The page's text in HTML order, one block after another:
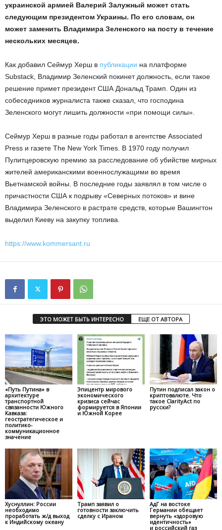
украинской армией Валерий Залужный может стать
следующим президентом Украины. По его словам, он
может заменить Владимира Зеленского на посту в течение
нескольких месяцев.
Как добавил Сеймур Херш в публикации на платформе
Substack, Владимир Зеленский покинет должность, если такое
решение примет президент США Дональд Трамп. Один из
собеседников журналиста также сказал, что господина
Зеленского могут лишить должности «при помощи силы».
Сеймур Херш в разные годы работал в агентстве Associated
Press и газете The New York Times. В 1970 году получил
Пулитцеровскую премию за расследование об убийстве мирных
жителей американскими военнослужащими во время
Вьетнамской войны. В последние годы заявлял в том числе о
причастности США к подрыву «Северных потоков» и вине
Владимира Зеленского в растрате средств, которые Вашингтон
выделил Киеву на закупку топлива.
https://www.kommersant.ru
ЭТО МОЖЕТ БЫТЬ ИНТЕРЕСНО ЕЩЕ ОТ АВТОРА
«Путь Путина» в
архитектуре
транспортной
связанности Южного
Кавказа:
геостратегическое и
политико-
коммуникационное
значение
Эпицентр мирового
экономического
кризиса сейчас
формируется в Японии
и Южной Корее
Путин подписал закон о
криптовалюте. Что
такое ClarityAct по
русски?
Хуснуллин: России
необходимо
проработать ж/д выход
к Индийскому океану
Трамп заявил о
готовности заключить
сделку с Ираном
АдГ на востоке
Германии обещает
вернуть «здоровую
идентичность»
и российский газ